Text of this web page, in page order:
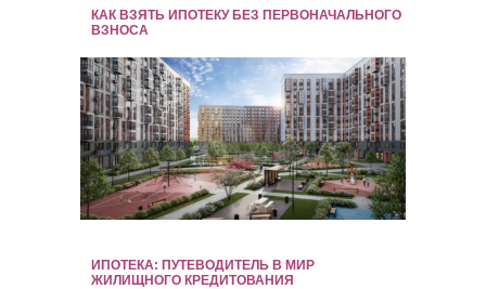
КАК ВЗЯТЬ ИПОТЕКУ БЕЗ ПЕРВОНАЧАЛЬНОГО
ВЗНОСА
ИПОТЕКА: ПУТЕВОДИТЕЛЬ В МИР
ЖИЛИЩНОГО КРЕДИТОВАНИЯ